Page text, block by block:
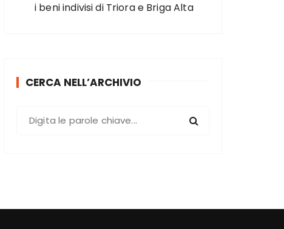
i beni indivisi di Triora e Briga Alta
CERCA NELL’ARCHIVIO